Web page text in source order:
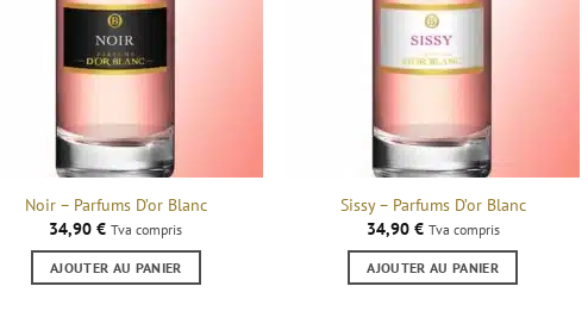
Noir – Parfums D’or Blanc
34,90€ Tva compris
AJOUTER AU PANIER
Sissy – Parfums D’or Blanc
34,90 € Tva compris
AJOUTER AU PANIER